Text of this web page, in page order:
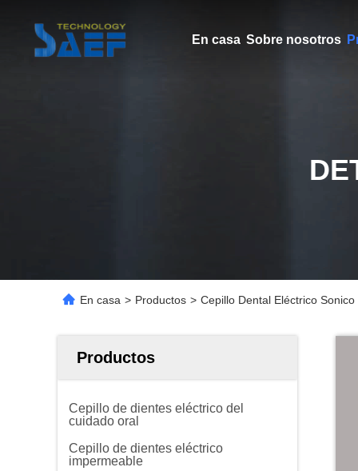
En casa Sobre nosotros
En casa > Productos > Cepillo Dental Eléctrico
Productos
Cepillo de dientes eléctrico del
cuidado oral
Cepillo de dientes eléctrico
impermeable